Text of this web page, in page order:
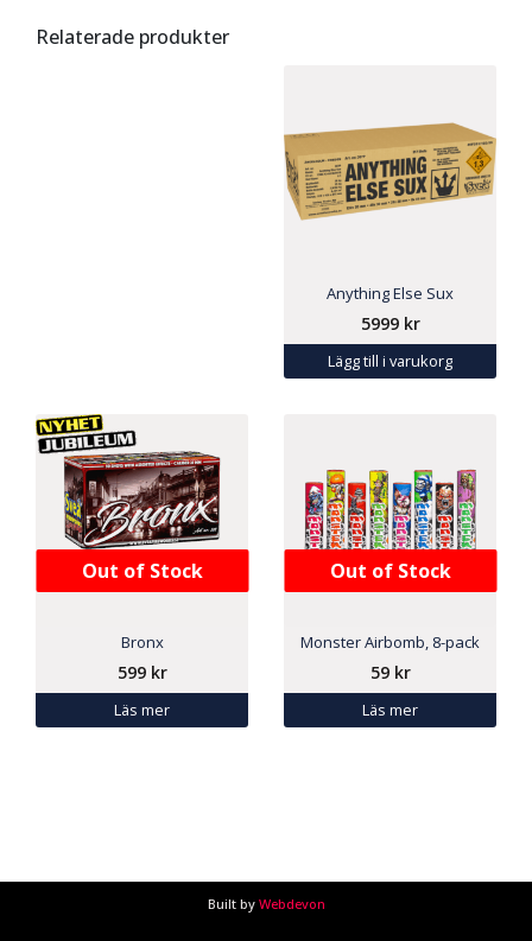
Relaterade produkter
Anything Else Sux
5999 kr
Lägg till i varukorg
Out of Stock
Bronx
599 kr
Läs mer
Out of Stock
Monster Airbomb, 8-pack
59 kr
Läs mer
Built by Webdevon